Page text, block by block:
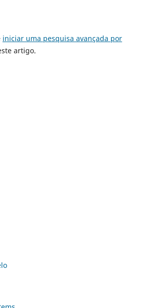
iniciar uma pesquisa avançada por
artigo.